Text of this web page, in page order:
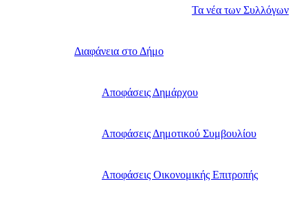
Τα νέα των Συλλόγων
Διαφάνεια στο Δήμο
Αποφάσεις Δημάρχου
Αποφάσεις Δημοτικού Συμβουλίου
Αποφάσεις Οικονομικής Επιτροπής